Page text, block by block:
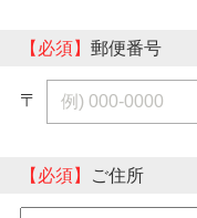
【必須】 郵便番号
〒
【必須】 ご住所